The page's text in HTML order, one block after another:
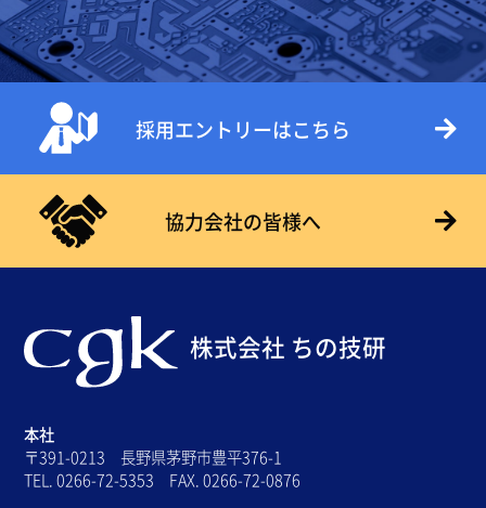
採用エントリーはこちら
協力会社の皆様へ
株式会社 ちの技研
本社
〒391-0213 長野県茅野市豊平376-1
TEL. 0266-72-5353 FAX. 0266-72-0876